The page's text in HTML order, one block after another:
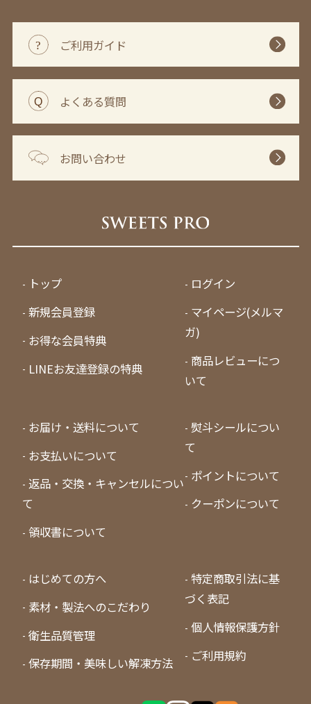
ご利用ガイド
よくある質問
お問い合わせ
トップ
新規会員登録
お得な会員特典
LINEお友達登録の特典
ログイン
マイページ(メルマ
ガ)
商品レビューにつ
いて
お届け・送料について
お支払いについて
返品・交換・キャンセルについ
て
領収書について
熨斗シールについ
て
ポイントについて
クーポンについて
はじめての方へ
素材・製法へのこだわり
衛生品質管理
保存期間・美味しい解凍方法
特定商取引法に基
づく表記
個人情報保護方針
ご利用規約